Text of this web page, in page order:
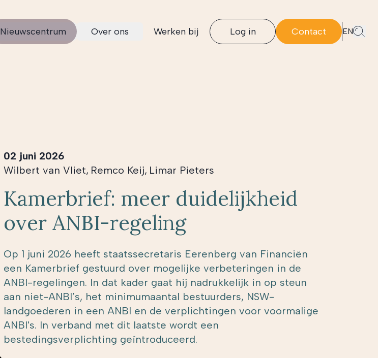
Nieuwscentrum Over ons Werken bij Log in Contact EN
02 juni 2026
Wilbert van Vliet, Remco Keij, Limar Pieters
Kamerbrief: meer duidelijkheid
over ANBI-regeling
Op 1 juni 2026 heeft staatssecretaris Eerenberg van Financiën
een Kamerbrief gestuurd over mogelijke verbeteringen in de
ANBI-regelingen. In dat kader gaat hij nadrukkelijk in op steun
aan niet-ANBI’s, het minimumaantal bestuurders, NSW-
landgoederen in een ANBI en de verplichtingen voor voormalige
ANBI's. In verband met dit laatste wordt een
bestedingsverplichting geïntroduceerd.